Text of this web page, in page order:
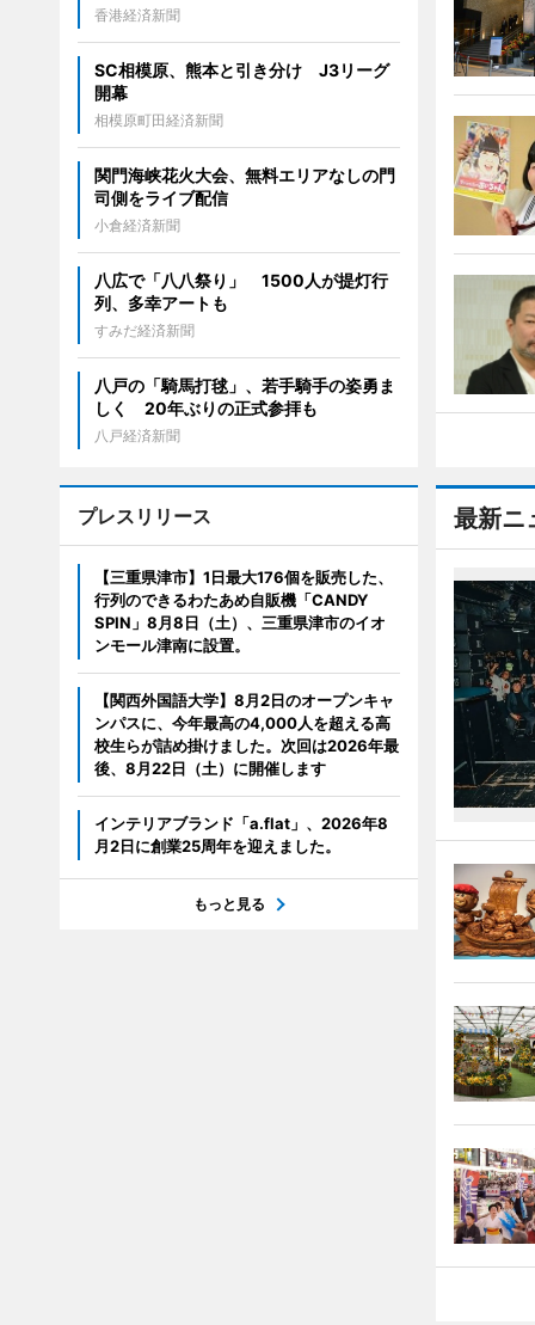
最新ニ
香港経済新聞
SC相模原、熊本と引き分け J3リーグ
開幕
相模原町田経済新聞
関門海峡花火大会、無料エリアなしの門
司側をライブ配信
小倉経済新聞
八広で「八八祭り」 1500人が提灯行
列、多幸アートも
すみだ経済新聞
八戸の「騎馬打毬」、若手騎手の姿勇ま
しく 20年ぶりの正式参拝も
八戸経済新聞
プレスリリース
【三重県津市】1日最大176個を販売した、
行列のできるわたあめ自販機「CANDY
SPIN」8月8日（土）、三重県津市のイオ
ンモール津南に設置。
【関西外国語大学】8月2日のオープンキャ
ンパスに、今年最高の4,000人を超える高
校生らが詰め掛けました。次回は2026年最
後、8月22日（土）に開催します
インテリアブランド「a.flat」、2026年8
月2日に創業25周年を迎えました。
もっと見る